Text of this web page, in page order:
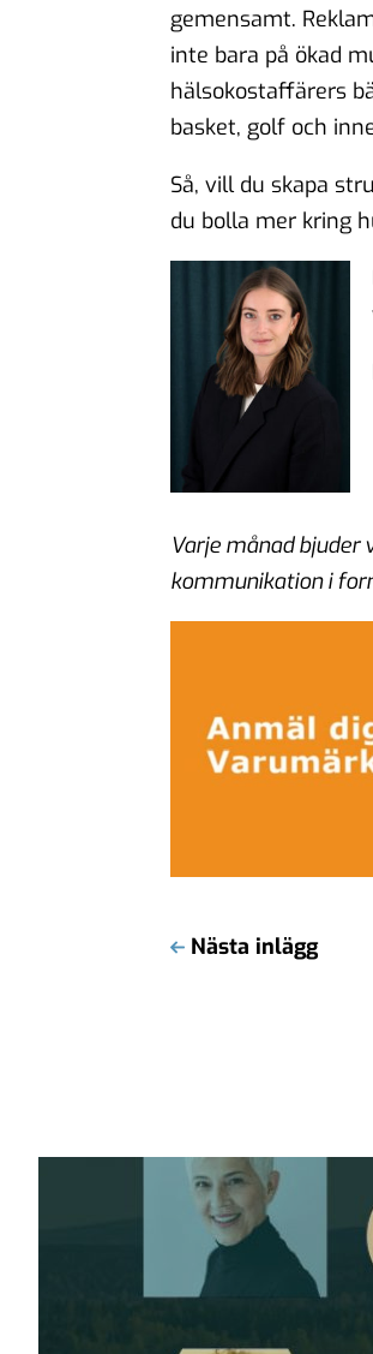
gemensamt.
inte bara på ökad
hälsokostaffärers
basket, golf och
Så, vill du skapa
du bolla mer kring
Varje månad
kommunikation i
Nästa inlägg